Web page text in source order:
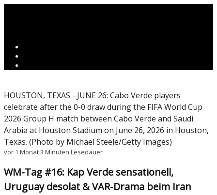
HOUSTON, TEXAS - JUNE 26: Cabo Verde players
celebrate after the 0-0 draw during the FIFA World Cup
2026 Group H match between Cabo Verde and Saudi
Arabia at Houston Stadium on June 26, 2026 in Houston,
Texas. (Photo by Michael Steele/Getty Images)
vor 1 Monat3 Minuten Lesedauer
WM-Tag #16: Kap Verde sensationell,
Uruguay desolat & VAR-Drama beim Iran